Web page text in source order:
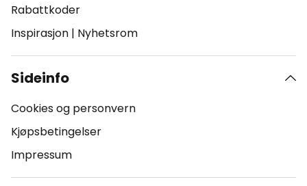
Rabattkoder
Inspirasjon | Nyhetsrom
Sideinfo
Cookies og personvern
Kjøpsbetingelser
Impressum